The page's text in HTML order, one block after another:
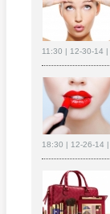
11:30 | 12-30-14 |
18:30 | 12-26-14 |